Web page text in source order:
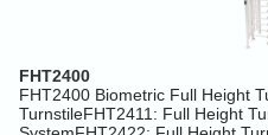
FHT2400
FHT2400 Biometric Full Height
TurnstileFHT2411: Full Height